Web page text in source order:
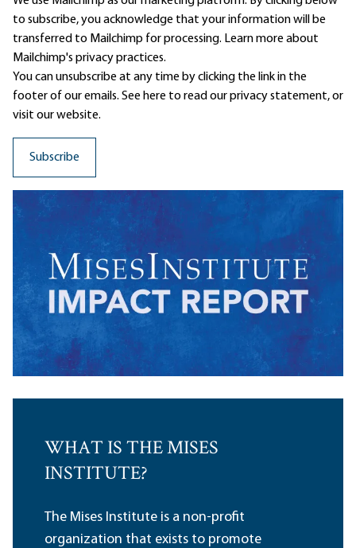
to subscribe, you acknowledge that your information will be
transferred to Mailchimp for processing. Learn moreabout
Mailchimp's privacy practices.
You can unsubscribe at any time by clicking the link in the
footer of our emails. See here to read ourprivacy statement, or
visit our website.
WHAT IS THE MISES
INSTITUTE?
The Mises Institute is a non-profit
organization that exists to promote